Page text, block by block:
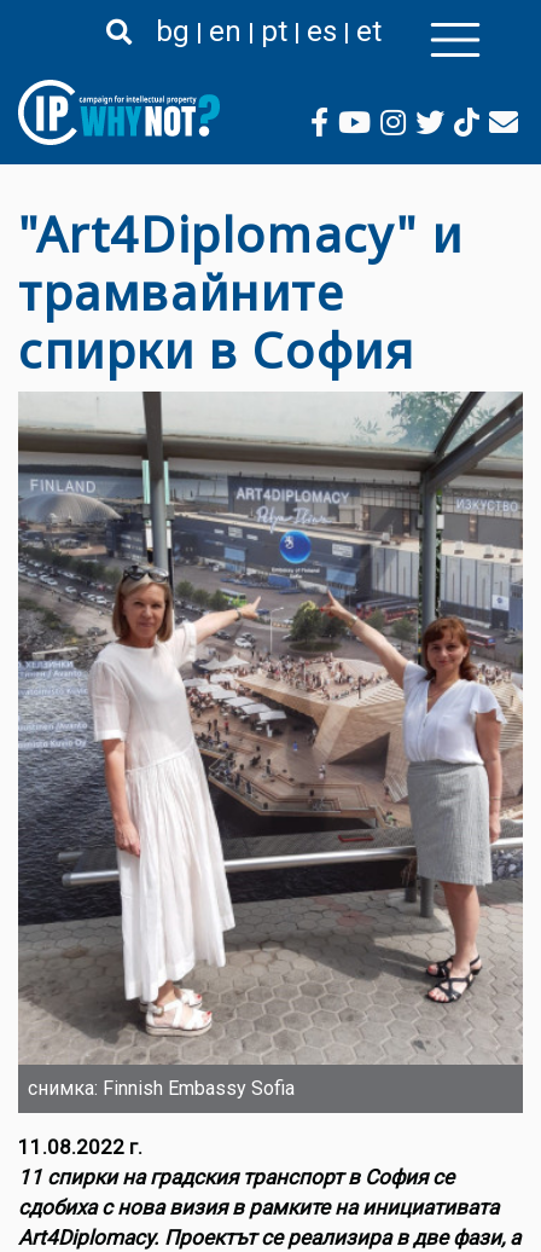
към
съдържание
bg en pt es et
"Art4Diplomacy" и
трамвайните
спирки в София
снимка: Finnish Embassy Sofia
11.08.2022 г.
11 спирки на градския транспорт в София се
сдобиха с нова визия в рамките на инициативата
Art4Diplomacy. Проектът се реализира в две фази, а